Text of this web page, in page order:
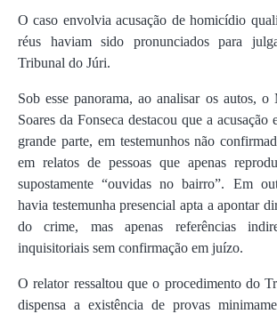
O caso envolvia acusação de homicídio
réus haviam sido pronunciados para
Tribunal do Júri.
Sob esse panorama, ao analisar os autos,
Soares da Fonseca destacou que a acusação
grande parte, em testemunhos não
em relatos de pessoas que apenas
supostamente “ouvidas no bairro”. Em
havia testemunha presencial apta a apontar
do crime, mas apenas referências
inquisitoriais sem confirmação em juízo.
O relator ressaltou que o procedimento do
dispensa a existência de provas